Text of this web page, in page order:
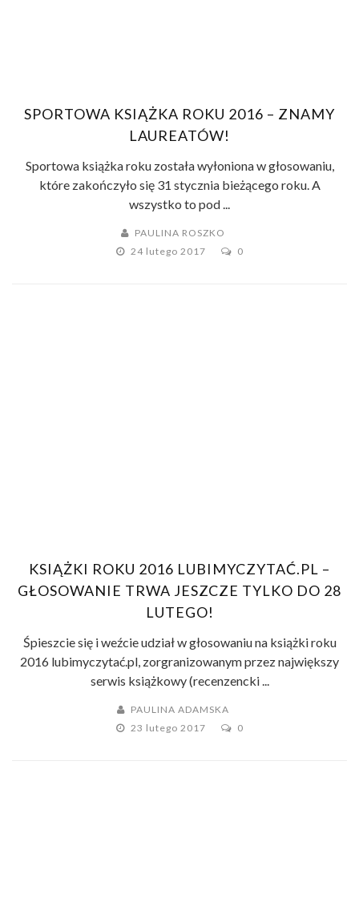
SPORTOWA KSIĄŻKA ROKU 2016 – ZNAMY
LAUREATÓW!
Sportowa książka roku została wyłoniona w głosowaniu,
które zakończyło się 31 stycznia bieżącego roku. A
wszystko to pod ...
PAULINA ROSZKO
24 lutego 2017
0
KSIĄŻKI ROKU 2016 LUBIMYCZYTAĆ.PL –
GŁOSOWANIE TRWA JESZCZE TYLKO DO 28
LUTEGO!
Śpieszcie się i weźcie udział w głosowaniu na książki roku
2016 lubimyczytać.pl, zorgranizowanym przez największy
serwis książkowy (recenzencki ...
PAULINA ADAMSKA
23 lutego 2017
0